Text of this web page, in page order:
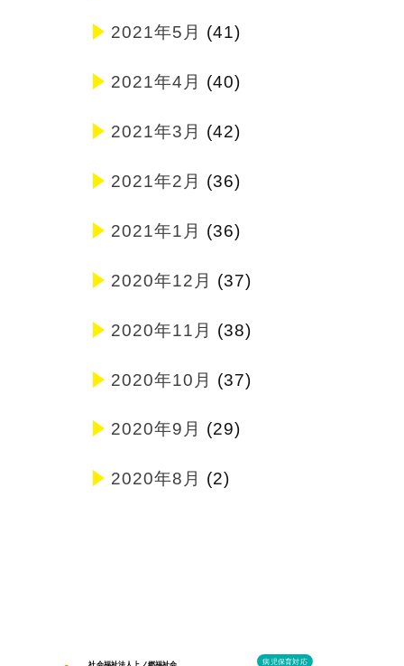
2021年5月 (41)
2021年4月 (40)
2021年3月 (42)
2021年2月 (36)
2021年1月 (36)
2020年12月 (37)
2020年11月 (38)
2020年10月 (37)
2020年9月 (29)
2020年8月 (2)